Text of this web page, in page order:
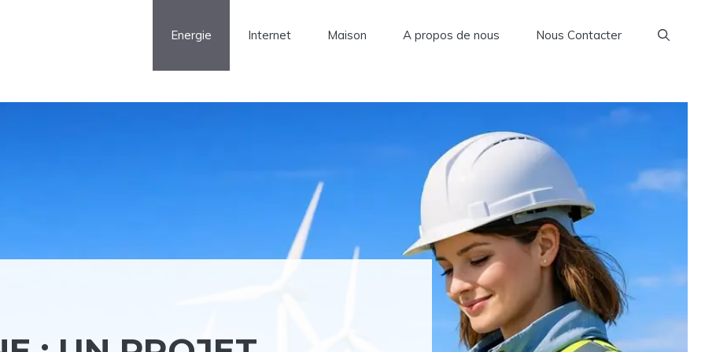
Energie Internet Maison A propos de nous Nous Contacter